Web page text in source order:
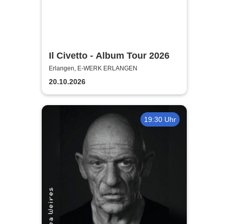
Il Civetto - Album Tour 2026
Erlangen, E-WERK ERLANGEN
20.10.2026
19:30 Uhr